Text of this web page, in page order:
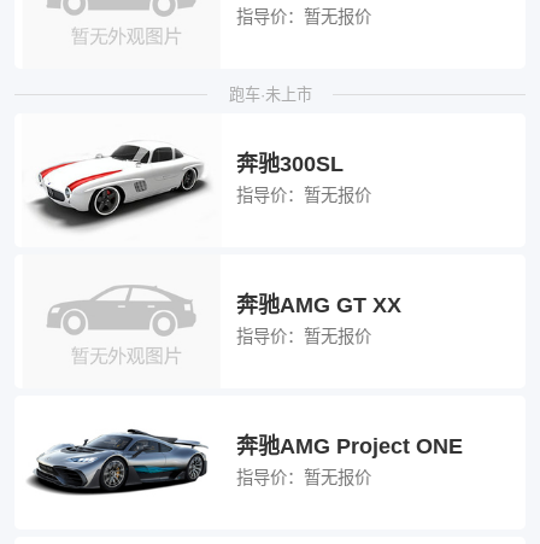
指导价： 暂无报价
跑车·未上市
奔驰300SL
指导价： 暂无报价
奔驰AMG GT XX
指导价： 暂无报价
奔驰AMG Project ONE
指导价： 暂无报价